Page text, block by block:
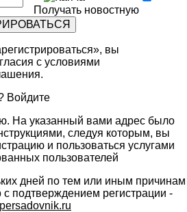
Получать новостную
вы
с условиями
.
Войдите
На указанный вами адрес было
следуя которым, вы
и пользоваться услугами
пользователей
дней по тем или иным причинам
подтверждением регистрации -